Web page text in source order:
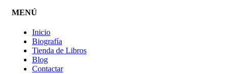
MENÚ
Inicio
Biografía
Tienda de Libros
Blog
Contactar